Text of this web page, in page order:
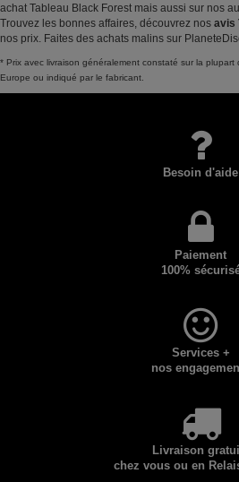
achat Tableau Black Forest mais aussi sur nos
Trouvez les bonnes affaires, découvrez nos avis
nos prix. Faites des achats malins sur
* Prix avec livraison généralement constaté sur la
Europe ou indiqué par le fabricant.
Besoin d'aide
Paiement
100%
Services +
nos
Livraison
chez vous ou en